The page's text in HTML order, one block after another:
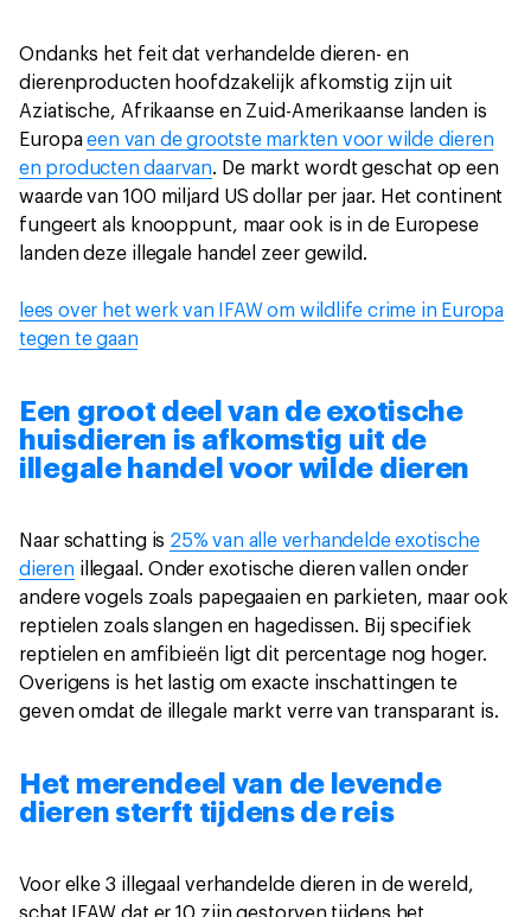
Ondanks het feit dat verhandelde dieren- en
dierenproducten hoofdzakelijk afkomstig zijn uit
Aziatische, Afrikaanse en Zuid-Amerikaanse landen is
Europaeen van de grootste markten voor wilde dieren
en producten daarvan. De markt wordt geschat op een
waarde van 100 miljard US dollar per jaar. Het continent
fungeert als knooppunt, maar ook is in de Europese
landen deze illegale handel zeer gewild.
lees over het werk van IFAW om wildlife crime in Europa
tegen te gaan
Een groot deel van de exotische
huisdieren is afkomstig uit de
illegale handel voor wilde dieren
Naar schatting is 25% van alle verhandelde exotische
dierenillegaal. Onder exotische dieren vallen onder
andere vogels zoals papegaaien en parkieten, maar ook
reptielen zoals slangen en hagedissen. Bij specifiek
reptielen en amfibieën ligt dit percentage nog hoger.
Overigens is het lastig om exacte inschattingen te
geven omdat de illegale markt verre van transparant is.
Het merendeel van de levende
dieren sterft tijdens de reis
Voor elke 3 illegaal verhandelde dieren in de wereld,